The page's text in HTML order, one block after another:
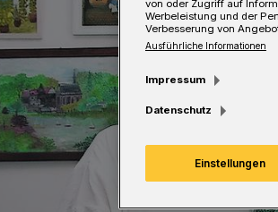
von oder Zugriff auf
Werbeleistung und der
Verbesserung von
Ausführliche Informationen
Impressum
Datenschutz
Einstellungen